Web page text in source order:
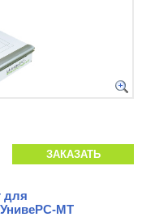
ЗАКАЗАТЬ
для
УнивеРС-МТ